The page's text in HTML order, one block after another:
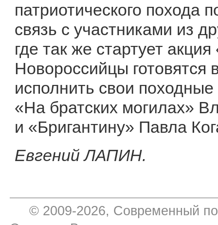
патриотического похода
связь с участниками из
где так же стартует
Новороссийцы
исполнить свои
«На братских могилах»
и «Бригантину» Павла
Евгений ЛАПИН.
© 2009-2026, Современный